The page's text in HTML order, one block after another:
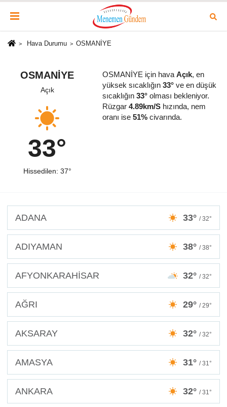
Hava Durumu OSMANİYE
OSMANİYE
Açık
33°
Hissedilen: 37°
OSMANİYE için hava Açık, en
yüksek sıcaklığın 33°ve en düşük
sıcaklığın 33°olması bekleniyor.
Rüzgar 4.89km/Shızında, nem
oranı ise 51%civarında.
ADANA 33° / 32°
ADIYAMAN 38° / 38°
AFYONKARAHİSAR 32° / 32°
AĞRI 29° / 29°
AKSARAY 32° / 32°
AMASYA 31° / 31°
ANKARA 32° / 31°